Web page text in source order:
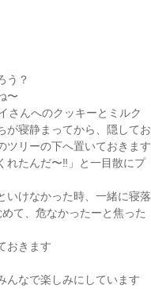
う？
〜
さんへのクッキーとミルク
が寝静まってから、隠してお
ツリーの下へ置いておきます
れたんだ〜‼︎」と一目散にプ
いけなかった時、一緒に寝落
て、危なかったーと焦った
おきます
んなで楽しみにしています